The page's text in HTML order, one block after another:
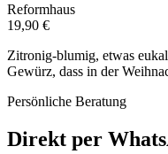
Reformhaus
19,90 €
Zitronig-blumig, etwas
Gewürz, dass in der
Persönliche Beratung
Direkt per